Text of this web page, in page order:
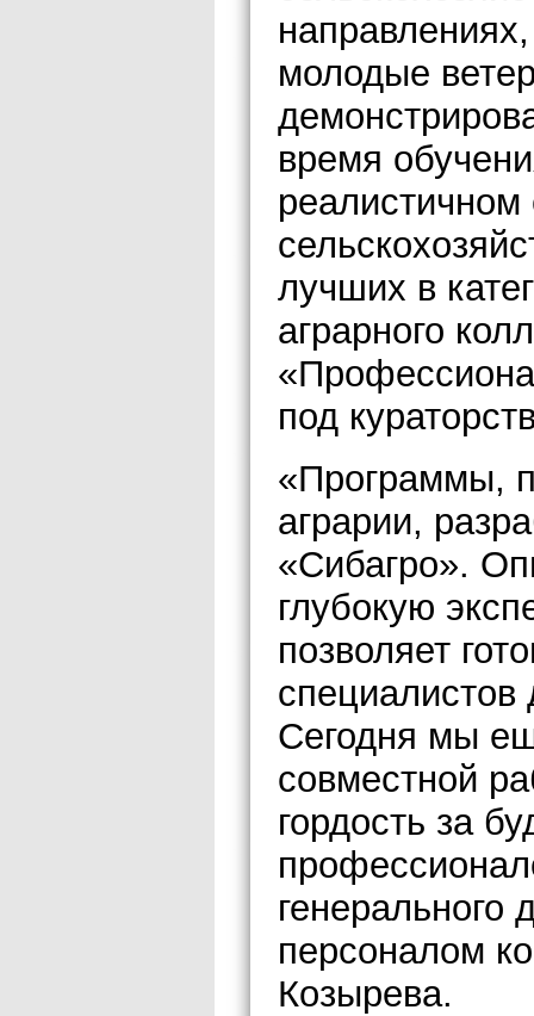
молодые
время
лучших в
аграрного
под
«Программы,
аграрии,
«Сибагро».
глубокую
позволяет
специалистов
Сегодня мы
совместной
гордость за
генерального
персоналом
Козырева.